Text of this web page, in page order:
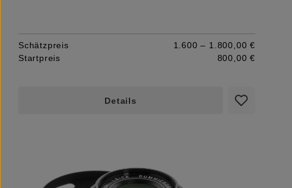
Schätzpreis
1.600 – 1.800,00 €
Startpreis
800,00 €
Details